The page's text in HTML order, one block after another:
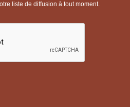
liste de diffusion à tout moment.